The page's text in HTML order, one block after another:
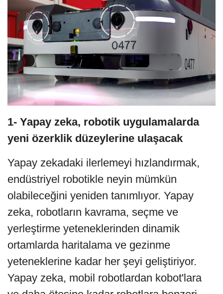
1- Yapay zeka, robotik uygulamalarda
yeni özerklik düzeylerine ulaşacak
Yapay zekadaki ilerlemeyi hızlandırmak,
endüstriyel robotikle neyin mümkün
olabileceğini yeniden tanımlıyor. Yapay
zeka, robotların kavrama, seçme ve
yerleştirme yeteneklerinden dinamik
ortamlarda haritalama ve gezinme
yeteneklerine kadar her şeyi geliştiriyor.
Yapay zeka, mobil robotlardan kobot'lara